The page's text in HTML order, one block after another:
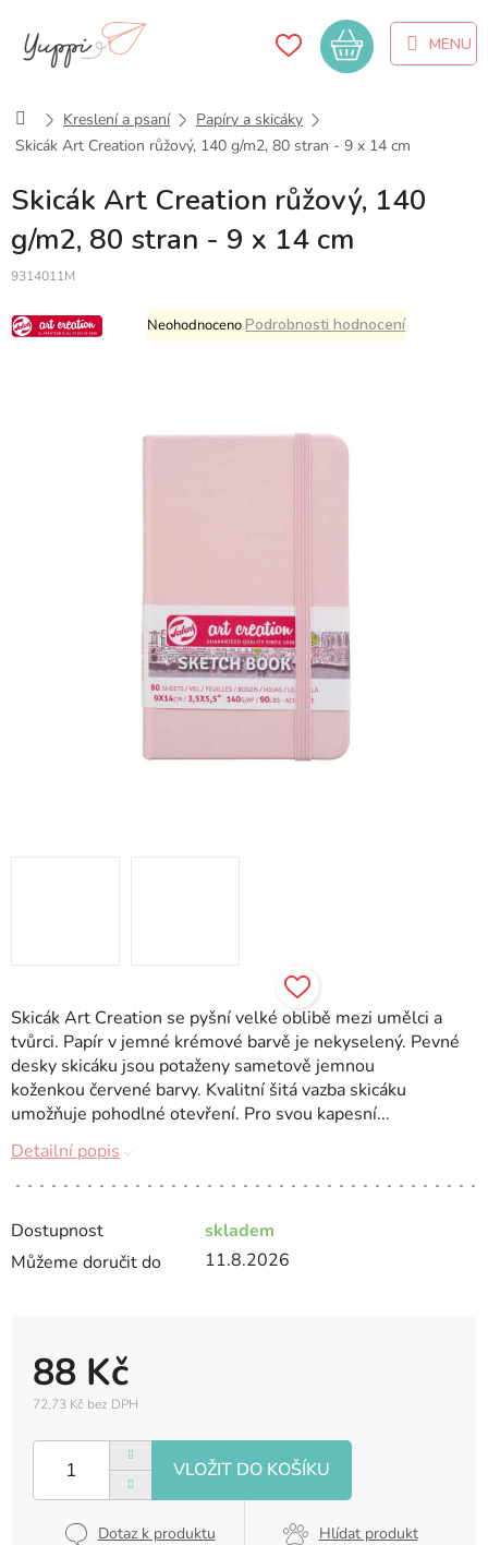
obsah
Nákupní
košík
DomůKreslení a psaní
Papíry a skicáky
Skicák Art Creation růžový, 140 g/m2, 80 stran - 9 x 14 cm
Skicák Art Creation růžový, 140
g/m2, 80 stran - 9 x 14 cm
9314011M
Průměrné
hodnocení
5
NeohodnocenoPodrobnosti hodnocení
Dostupnost
skladem
Můžeme doručit do
11.8.2026
88 Kč
72,73 Kč bez DPH
cena:
Dotaz k produktu Hlídat produkt
Skicák Art Creation se pyšní velké oblibě mezi umělci a
tvůrci. Papír v jemné krémové barvě je nekyselený. Pevné
desky skicáku jsou potaženy sametově jemnou
koženkou červené barvy. Kvalitní šitá vazba skicáku
umožňuje pohodlné otevření. Pro svou kapesní...
Detailní popis